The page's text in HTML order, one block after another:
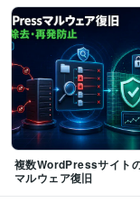
複数WordPressサイト
マルウェア復旧